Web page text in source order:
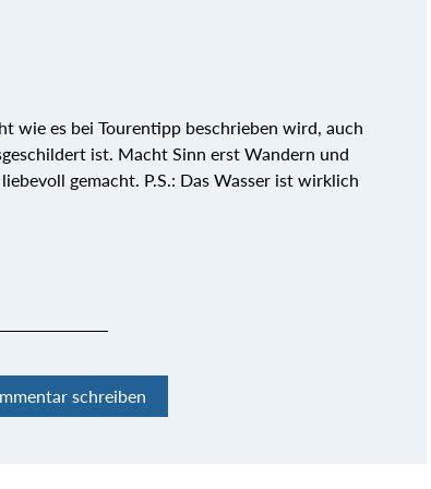
wie es bei Tourentipp beschrieben wird, auch
ist. Macht Sinn erst Wandern und
gemacht. P.S.: Das Wasser ist wirklich
schreiben